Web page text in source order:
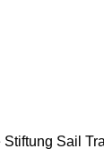
Sail